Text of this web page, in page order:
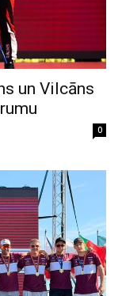
un Vilcāns
0